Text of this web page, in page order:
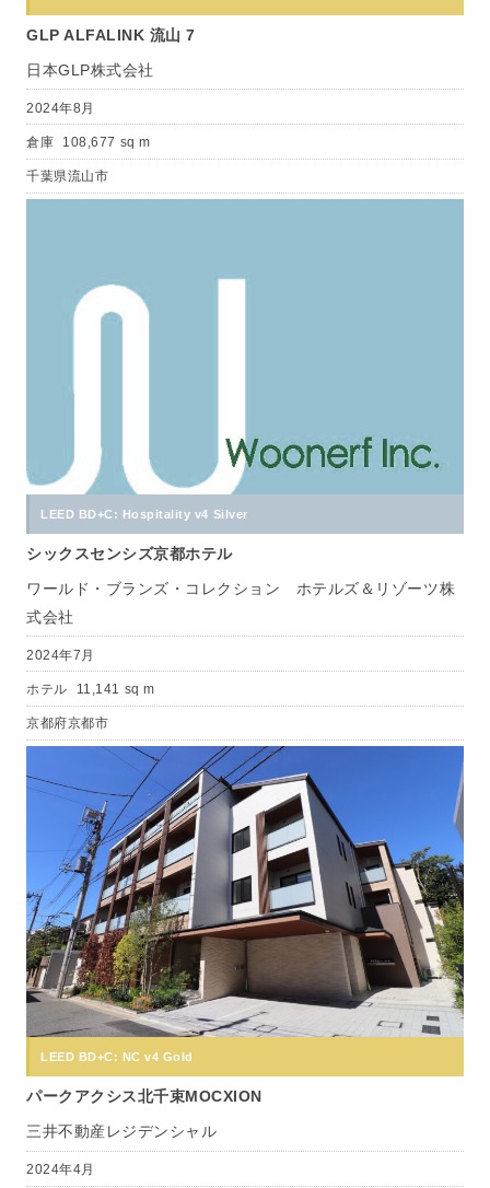
GLP ALFALINK 流山 7
日本GLP株式会社
2024年8月
倉庫 108,677 sq m
千葉県流山市
LEED BD+C: Hospitality v4 Silver
シックスセンシズ京都ホテル
ワールド・ブランズ・コレクション ホテルズ＆リゾーツ株
式会社
2024年7月
ホテル 11,141 sq m
京都府京都市
LEED BD+C: NC v4 Gold
パークアクシス北千束MOCXION
三井不動産レジデンシャル
2024年4月